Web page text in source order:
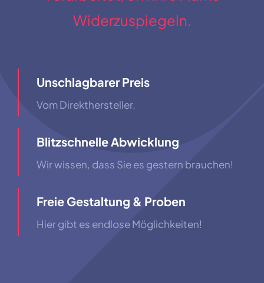
Widerzuspiegeln.
Unschlagbarer Preis
Vom Direkthersteller.
Blitzschnelle Abwicklung
Wir wissen, dass Sie es gestern brauchen!
Freie Gestaltung & Proben
Hier gibt es endlose Möglichkeiten!